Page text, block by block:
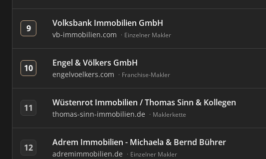
9 Volksbank Immobilien GmbH
vb-immobilien.com Einzelner Makler
10 Engel & Völkers GmbH
engelvoelkers.com Franchise-Makler
11 Wüstenrot Immobilien / Thomas Sinn & Kollegen
thomas-sinn-immobilien.de Maklerkette
12 Adrem Immobilien - Michaela & Bernd Bührer
adremimmobilien.de Einzelner Makler